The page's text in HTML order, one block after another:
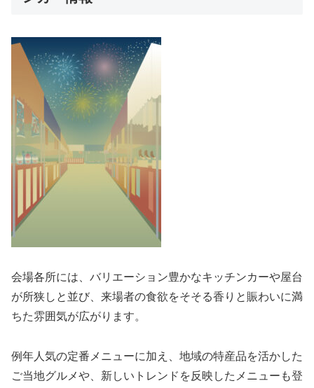
会場各所には、バリエーション豊かなキッチンカーや屋台
が所狭しと並び、来場者の食欲をそそる香りと賑わいに満
ちた雰囲気が広がります。
例年人気の定番メニューに加え、地域の特産品を活かした
ご当地グルメや、新しいトレンドを反映したメニューも登